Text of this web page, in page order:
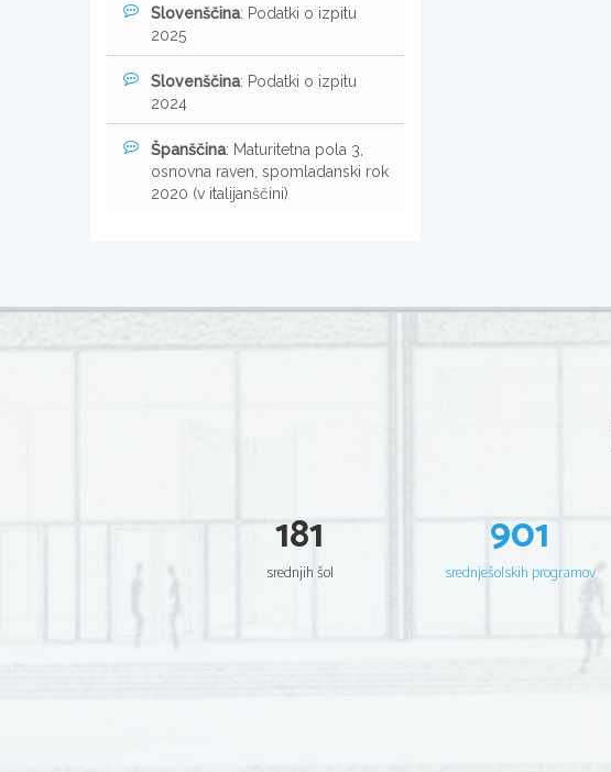
Slovenščina: Podatki o izpitu
2025
Slovenščina: Podatki o izpitu
2024
Španščina: Maturitetna pola 3,
osnovna raven, spomladanski rok
2020 (v italijanščini)
181
srednjih šol
901
srednješolskih programov